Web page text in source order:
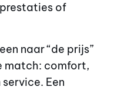
of
naar “de prijs”
match: comfort,
Een